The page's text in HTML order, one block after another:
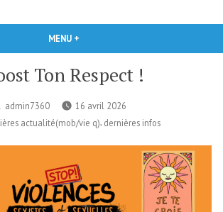
MENU +
Ton Respect !
Publié
par
admin7360
16 avril 2026
actualité(mob/vie q) dernières infos